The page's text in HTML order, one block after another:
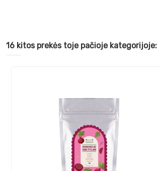
16 kitos prekės toje pačioje kategorijoje: